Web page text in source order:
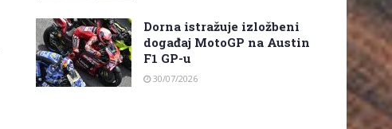
Dorna istražuje izložbeni
događaj MotoGP na Austin
F1 GP-u
30/07/2026